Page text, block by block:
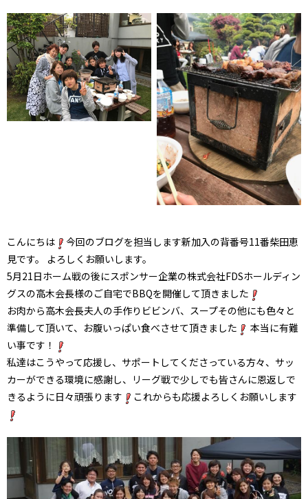
こんにちは
今回のブログを担当します新加入の背番号11番柴田恵
見です。 よろしくお願いします。
5月21日ホーム戦の後にスポンサー企業の株式会社FDSホールディン
グスの高木会長様のご自宅でBBQを開催して頂きました
お肉から高木会長夫人の手作りビビンバ、スープその他にも色々と
準備して頂いて、お腹いっぱい食べさせて頂きました
本当に有難
い事です！
私達はこうやって応援し、サポートしてくださっている方々、サッ
カーができる環境に感謝し、リーグ戦で少しでも皆さんに恩返しで
きるように日々頑張ります
これからも応援よろしくお願いします